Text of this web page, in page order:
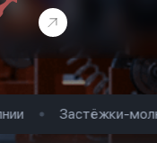
Застёжки-